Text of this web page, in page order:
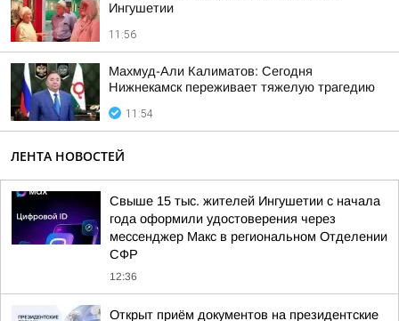
Ингушетии
11:56
Махмуд-Али Калиматов: Сегодня
Нижнекамск переживает тяжелую трагедию
11:54
ЛЕНТА НОВОСТЕЙ
Свыше 15 тыс. жителей Ингушетии с начала
года оформили удостоверения через
мессенджер Макс в региональном Отделении
СФР
12:36
Открыт приём документов на президентские